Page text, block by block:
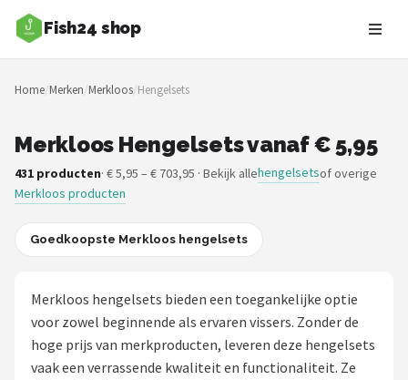
Fish24 shop
Zoeken
NAVIGATIE
Merken
Blog
Hengels
Molens
Home/Merken/Merkloos/Hengelsets
Merkloos Hengelsets vanaf € 5,95
431 producten· € 5,95 – € 703,95 · Bekijk allehengelsetsof overige
Merkloos producten
Goedkoopste Merkloos hengelsets
Merkloos hengelsets bieden een toegankelijke optie
voor zowel beginnende als ervaren vissers. Zonder de
hoge prijs van merkproducten, leveren deze hengelsets
vaak een verrassende kwaliteit en functionaliteit. Ze